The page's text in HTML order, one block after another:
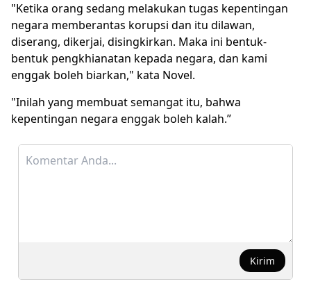
"Ketika orang sedang melakukan tugas kepentingan
negara memberantas korupsi dan itu dilawan,
diserang, dikerjai, disingkirkan. Maka ini bentuk-
bentuk pengkhianatan kepada negara, dan kami
enggak boleh biarkan," kata Novel.
"Inilah yang membuat semangat itu, bahwa
kepentingan negara enggak boleh kalah.”
Kirim